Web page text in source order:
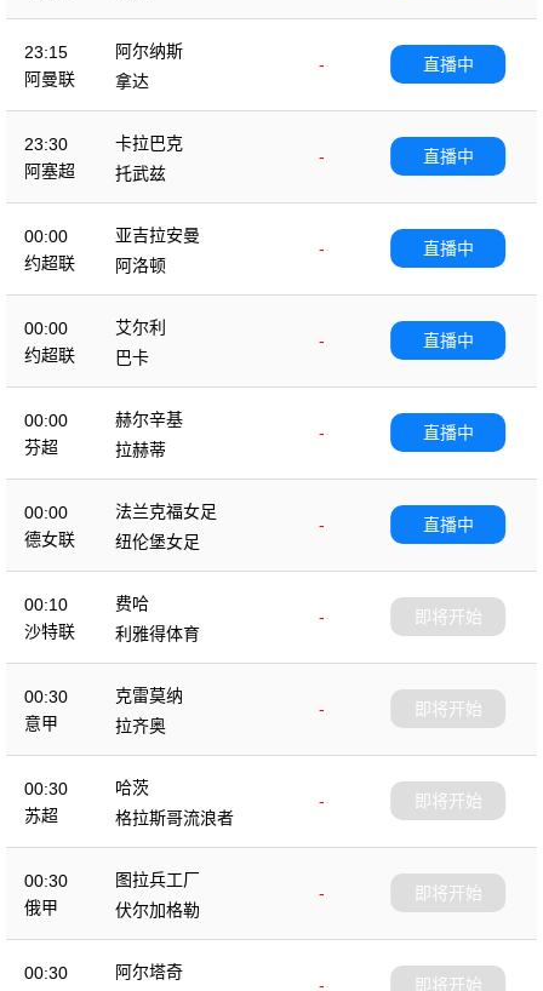
23:15
阿曼联
阿尔纳斯
-
拿达
直播中
23:30
阿塞超
卡拉巴克
-
托武兹
直播中
00:00
约超联
亚吉拉安曼
-
阿洛顿
直播中
00:00
约超联
艾尔利
-
巴卡
直播中
00:00
芬超
赫尔辛基
-
拉赫蒂
直播中
00:00
德女联
法兰克福女足
-
纽伦堡女足
直播中
00:10
沙特联
费哈
-
利雅得体育
即将开始
00:30
意甲
克雷莫纳
-
拉齐奥
即将开始
00:30
苏超
哈茨
-
格拉斯哥流浪者
即将开始
00:30
俄甲
图拉兵工厂
-
伏尔加格勒
即将开始
00:30
阿尔塔奇
- 即将开始